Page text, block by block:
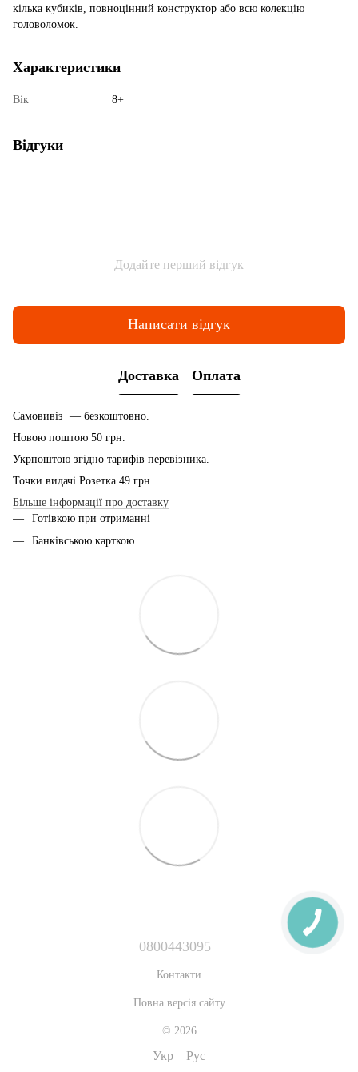
кілька кубиків, повноцінний конструктор або всю колекцію
головоломок.
Характеристики
Вік 8+
Відгуки
Додайте перший відгук
Написати відгук
Доставка Оплата
Самовивіз — безкоштовно.
Новою поштою 50 грн.
Укрпоштою згідно тарифів перевізника.
Точки видачі Розетка 49 грн
Більше інформації про доставку
Готівкою при отриманні
Банківською карткою
0800443095
Контакти
Повна версія сайту
© 2026
Укр Рус